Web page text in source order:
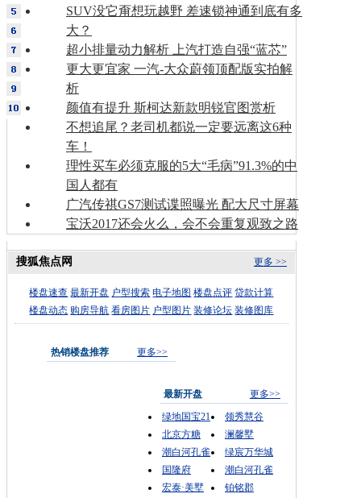
SUV没它甭想玩越野 差速锁神通到底有多
大？
超小排量动力解析 上汽打造自强“蓝芯”
更大更宜家 一汽-大众蔚领顶配版实拍解
析
颜值有提升 斯柯达新款明锐官图赏析
不想追尾？老司机都说一定要远离这6种
车！
理性买车必须克服的5大“毛病”91.3%的中
国人都有
广汽传祺GS7测试谍照曝光 配大尺寸屏幕
宝沃2017还会火么，会不会重复观致之路
更多 >>
搜狐焦点网
楼盘速查 最新开盘 户型搜索 电子地图 楼盘点评 贷款计算
楼盘动态 购房导航 看房图片 户型图片 装修论坛 装修图库
热销楼盘推荐 更多>>
最新开盘
更多>>
绿地国宝21
领秀慧谷
北京方糖
澜馨墅
潮白河孔雀
绿宸万华城
国隆府
潮白河孔雀
宏泰·美墅
铂铭郡